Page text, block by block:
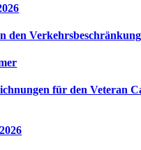
den
für den Veteran